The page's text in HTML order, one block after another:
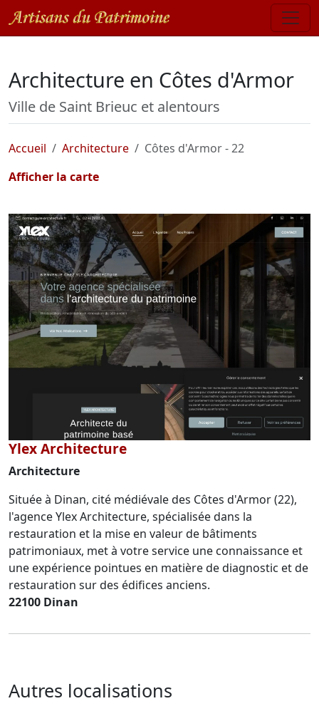
Architecture en Côtes d'Armor
Ville de Saint Brieuc et alentours
Accueil Architecture
Côtes d'Armor - 22
Afficher la carte
Ylex Architecture
Architecture
Située à Dinan, cité médiévale des Côtes d'Armor (22),
l'agence Ylex Architecture, spécialisée dans la
restauration et la mise en valeur de bâtiments
patrimoniaux, met à votre service une connaissance et
une expérience pointues en matière de diagnostic et de
restauration sur des édifices anciens.
22100 Dinan
Autres localisations